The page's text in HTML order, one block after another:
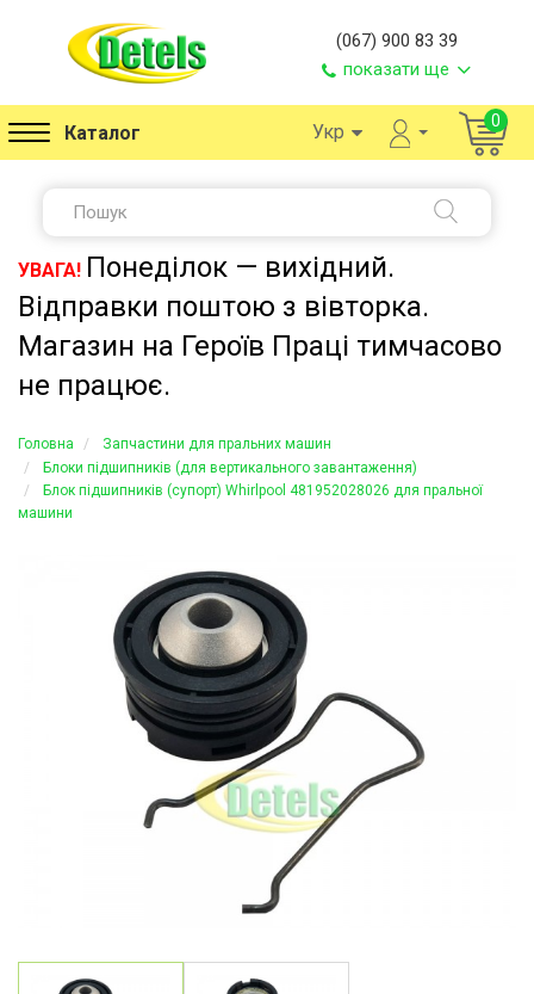
(067) 900 83 39
показати ще
Каталог Укр 0
УВАГА! Понеділок — вихідний.
Відправки поштою з вівторка.
Магазин на Героїв Праці тимчасово
не працює.
Головна
Запчастини для пральних машин
Блоки підшипників (для вертикального завантаження)
Блок підшипників (супорт) Whirlpool 481952028026 для пральної
машини